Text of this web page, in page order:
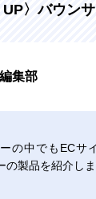
UP〉バウン
集部
の中でもECサ
の製品を紹介し